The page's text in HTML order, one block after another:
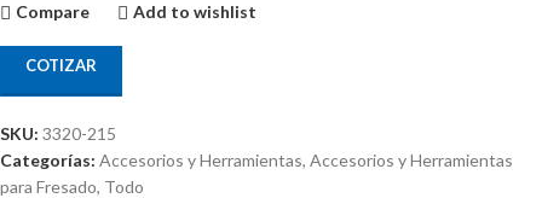
Compare Add to wishlist
COTIZAR
SKU: 3320-215
Categorías: Accesorios y Herramientas, Accesorios y Herramientas
para Fresado, Todo